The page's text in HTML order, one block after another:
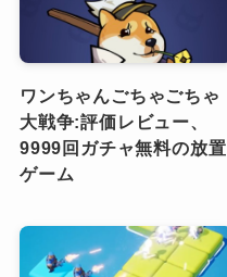
ワンちゃんごちゃごちゃ
大戦争:評価レビュー、
9999回ガチャ無料の放置
ゲーム